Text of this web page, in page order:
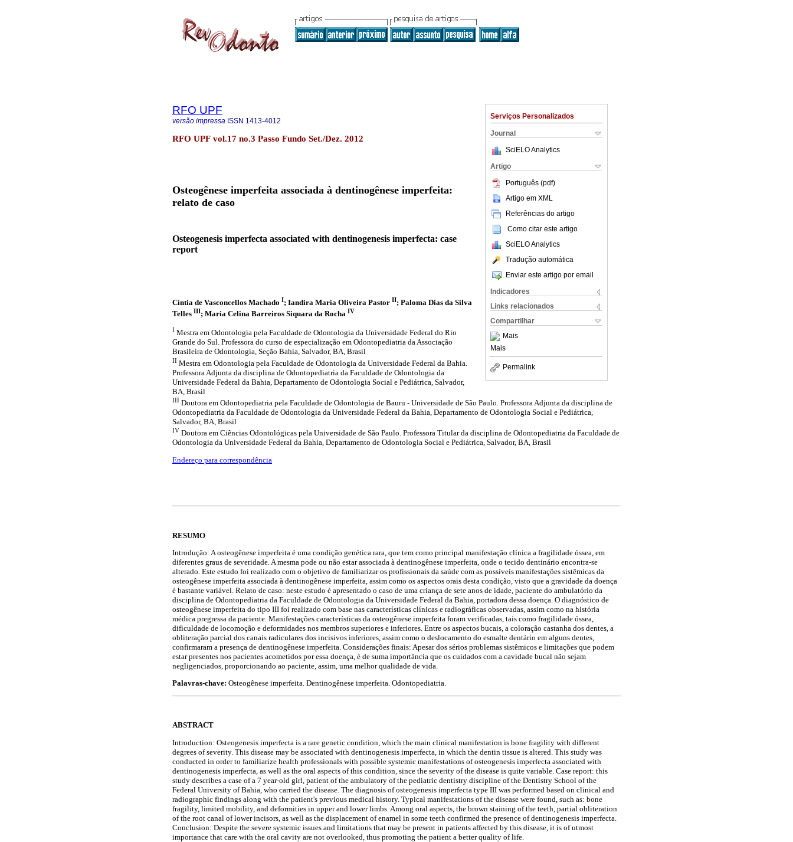
Serviços Personalizados
Journal
SciELO Analytics
Artigo
Português (pdf)
Artigo em XML
Referências do artigo
Como citar este artigo
SciELO Analytics
Tradução automática
Enviar este artigo por email
Indicadores
Links relacionados
Compartilhar
Mais
Mais
Permalink
RFO UPF
versão impressa ISSN 1413-4012
RFO UPF vol.17 no.3 Passo Fundo Set./Dez. 2012
Osteogênese imperfeita associada à dentinogênese imperfeita:
relato de caso
Osteogenesis imperfecta associated with dentinogenesis imperfecta: case
report
Cíntia de Vasconcellos Machado I; Iandira Maria Oliveira Pastor II; Paloma Dias da Silva
Telles III; Maria Celina Barreiros Siquara da Rocha IV
I Mestra em Odontologia pela Faculdade de Odontologia da Universidade Federal do Rio
Grande do Sul. Professora do curso de especialização em Odontopediatria da Associação
Brasileira de Odontologia, Seção Bahia, Salvador, BA, Brasil
II Mestra em Odontologia pela Faculdade de Odontologia da Universidade Federal da Bahia.
Professora Adjunta da disciplina de Odontopediatria da Faculdade de Odontologia da
Universidade Federal da Bahia, Departamento de Odontologia Social e Pediátrica, Salvador,
BA, Brasil
III Doutora em Odontopediatria pela Faculdade de Odontologia de Bauru - Universidade de São Paulo. Professora Adjunta da disciplina de
Odontopediatria da Faculdade de Odontologia da Universidade Federal da Bahia, Departamento de Odontologia Social e Pediátrica,
Salvador, BA, Brasil
IV Doutora em Ciências Odontológicas pela Universidade de São Paulo. Professora Titular da disciplina de Odontopediatria da Faculdade de
Odontologia da Universidade Federal da Bahia, Departamento de Odontologia Social e Pediátrica, Salvador, BA, Brasil
Endereço para correspondência
RESUMO
Introdução: A osteogênese imperfeita é uma condição genética rara, que tem como principal manifestação clínica a fragilidade óssea, em
diferentes graus de severidade. A mesma pode ou não estar associada à dentinogênese imperfeita, onde o tecido dentinário encontra-se
alterado. Este estudo foi realizado com o objetivo de familiarizar os profissionais da saúde com as possíveis manifestações sistêmicas da
osteogênese imperfeita associada à dentinogênese imperfeita, assim como os aspectos orais desta condição, visto que a gravidade da doença
é bastante variável. Relato de caso: neste estudo é apresentado o caso de uma criança de sete anos de idade, paciente do ambulatório da
disciplina de Odontopediatria da Faculdade de Odontologia da Universidade Federal da Bahia, portadora dessa doença. O diagnóstico de
osteogênese imperfeita do tipo III foi realizado com base nas características clínicas e radiográficas observadas, assim como na história
médica pregressa da paciente. Manifestações características da osteogênese imperfeita foram verificadas, tais como fragilidade óssea,
dificuldade de locomoção e deformidades nos membros superiores e inferiores. Entre os aspectos bucais, a coloração castanha dos dentes, a
obliteração parcial dos canais radiculares dos incisivos inferiores, assim como o deslocamento do esmalte dentário em alguns dentes,
confirmaram a presença de dentinogênese imperfeita. Considerações finais: Apesar dos sérios problemas sistêmicos e limitações que podem
estar presentes nos pacientes acometidos por essa doença, é de suma importância que os cuidados com a cavidade bucal não sejam
negligenciados, proporcionando ao paciente, assim, uma melhor qualidade de vida.
Palavras-chave: Osteogênese imperfeita. Dentinogênese imperfeita. Odontopediatria.
ABSTRACT
Introduction: Osteogenesis imperfecta is a rare genetic condition, which the main clinical manifestation is bone fragility with different
degrees of severity. This disease may be associated with dentinogenesis imperfecta, in which the dentin tissue is altered. This study was
conducted in order to familiarize health professionals with possible systemic manifestations of osteogenesis imperfecta associated with
dentinogenesis imperfecta, as well as the oral aspects of this condition, since the severity of the disease is quite variable. Case report: this
study describes a case of a 7 year-old girl, patient of the ambulatory of the pediatric dentistry discipline of the Dentistry School of the
Federal University of Bahia, who carried the disease. The diagnosis of osteogenesis imperfecta type III was performed based on clinical and
radiographic findings along with the patient's previous medical history. Typical manifestations of the disease were found, such as: bone
fragility, limited mobility, and deformities in upper and lower limbs. Among oral aspects, the brown staining of the teeth, partial obliteration
of the root canal of lower incisors, as well as the displacement of enamel in some teeth confirmed the presence of dentinogenesis imperfecta.
Conclusion: Despite the severe systemic issues and limitations that may be present in patients affected by this disease, it is of utmost
importance that care with the oral cavity are not overlooked, thus promoting the patient a better quality of life.